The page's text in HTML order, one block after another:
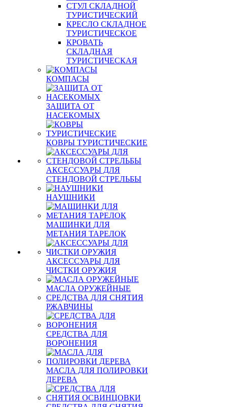
СТУЛ СКЛАДНОЙ
ТУРИСТИЧЕСКИЙ
КРЕСЛО СКЛАДНОЕ
ТУРИСТИЧЕСКОЕ
КРОВАТЬ
СКЛАДНАЯ
ТУРИСТИЧЕСКАЯ
КОМПАСЫ
ЗАЩИТА ОТ
НАСЕКОМЫХ
КОВРЫ ТУРИСТИЧЕСКИЕ
АКСЕССУАРЫ ДЛЯ
СТЕНДОВОЙ СТРЕЛЬБЫ
НАУШНИКИ
МАШИНКИ ДЛЯ
МЕТАНИЯ ТАРЕЛОК
АКСЕССУАРЫ ДЛЯ
ЧИСТКИ ОРУЖИЯ
МАСЛА ОРУЖЕЙНЫЕ
СРЕДСТВА ДЛЯ СНЯТИЯ
РЖАВЧИНЫ
СРЕДСТВА ДЛЯ
ВОРОНЕНИЯ
МАСЛА ДЛЯ ПОЛИРОВКИ
ДЕРЕВА